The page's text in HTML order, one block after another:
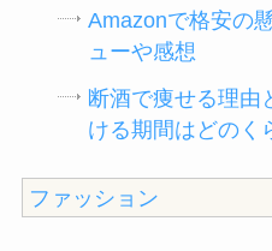
Amazonで格安の
ューや感想
断酒で痩せる理由
ける期間はどのく
ファッション